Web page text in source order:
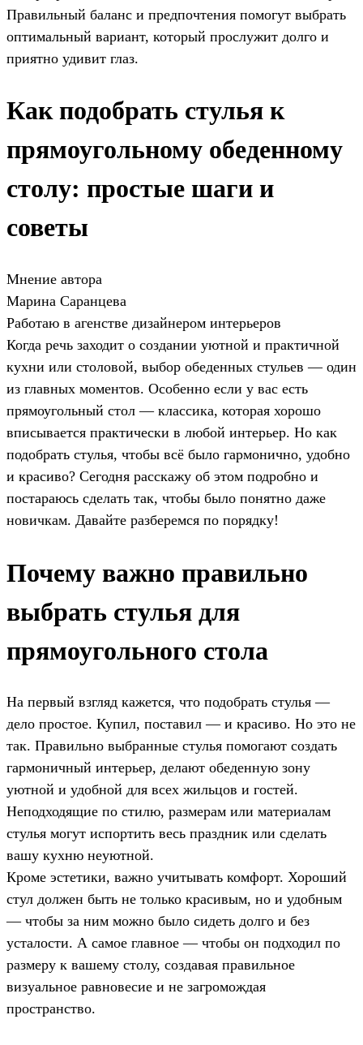
Правильный баланс и предпочтения помогут выбрать
оптимальный вариант, который прослужит долго и
приятно удивит глаз.
Как подобрать стулья к
прямоугольному обеденному
столу: простые шаги и
советы
Мнение автора
Марина Саранцева
Работаю в агенстве дизайнером интерьеров
Когда речь заходит о создании уютной и практичной
кухни или столовой, выбор обеденных стульев — один
из главных моментов. Особенно если у вас есть
прямоугольный стол — классика, которая хорошо
вписывается практически в любой интерьер. Но как
подобрать стулья, чтобы всё было гармонично, удобно
и красиво? Сегодня расскажу об этом подробно и
постараюсь сделать так, чтобы было понятно даже
новичкам. Давайте разберемся по порядку!
Почему важно правильно
выбрать стулья для
прямоугольного стола
На первый взгляд кажется, что подобрать стулья —
дело простое. Купил, поставил — и красиво. Но это не
так. Правильно выбранные стулья помогают создать
гармоничный интерьер, делают обеденную зону
уютной и удобной для всех жильцов и гостей.
Неподходящие по стилю, размерам или материалам
стулья могут испортить весь праздник или сделать
вашу кухню неуютной.
Кроме эстетики, важно учитывать комфорт. Хороший
стул должен быть не только красивым, но и удобным
— чтобы за ним можно было сидеть долго и без
усталости. А самое главное — чтобы он подходил по
размеру к вашему столу, создавая правильное
визуальное равновесие и не загромождая
пространство.